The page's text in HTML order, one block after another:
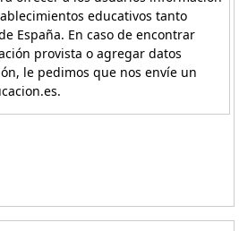
educativos tanto
España. En caso de encontrar
provista o agregar datos
le pedimos que nos envíe un